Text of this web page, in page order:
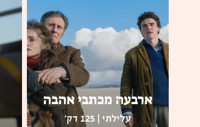
ארבעה מכתבי אהבה
עלילתי | 125 דק'